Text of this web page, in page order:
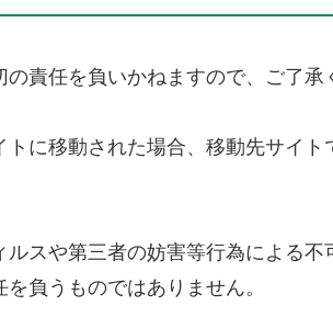
責任を負いかねますので、ご了承
に移動された場合、移動先サイ
スや第三者の妨害等行為による
負うものではありません。